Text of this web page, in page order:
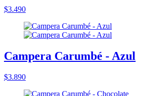
$3.490
Campera Carumbé - Azul
$3.890